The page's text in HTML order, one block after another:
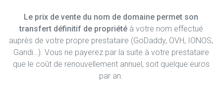
Le prix de vente du nom de domaine permet son
transfert définitif de propriétéà votre nom effectué
auprès de votre propre prestataire (GoDaddy, OVH, IONOS,
Gandi…). Vous ne payerez par la suite à votre prestataire
que le coût de renouvellement annuel, soit quelque euros
par an.